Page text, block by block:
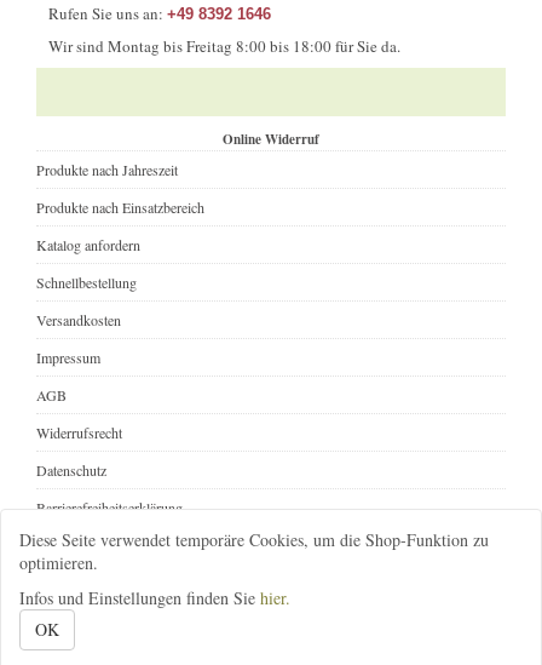
Diese Seite verwendet temporäre Cookies, um die Shop-Funktion zu
optimieren.
Infos und Einstellungen finden Sie hier.
OK
Rufen Sie uns an: +49 8392 1646
Wir sind Montag bis Freitag 8:00 bis 18:00 für Sie da.
Online Widerruf
Produkte nach Jahreszeit
Produkte nach Einsatzbereich
Katalog anfordern
Schnellbestellung
Versandkosten
Impressum
AGB
Widerrufsrecht
Datenschutz
Barrierefreiheitserklärung
Online Widerruf
08392-1646 infos@gartenbedarf-versand.de
Gartenbedarf-Versand, Richard Ward